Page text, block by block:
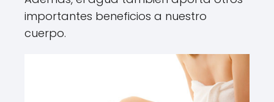
importantes beneficios a nuestro
cuerpo.